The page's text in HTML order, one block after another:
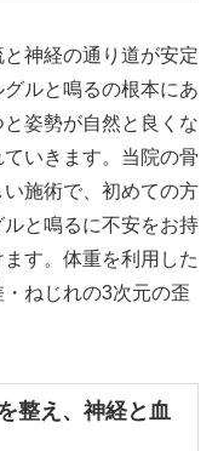
神経の通り道が安定
ルと鳴るの根本にあ
姿勢が自然と良くな
いきます。当院の骨
施術で、初めての方
と鳴るに不安をお持
す。体重を利用した
ねじれの3次元の歪
整え、神経と血